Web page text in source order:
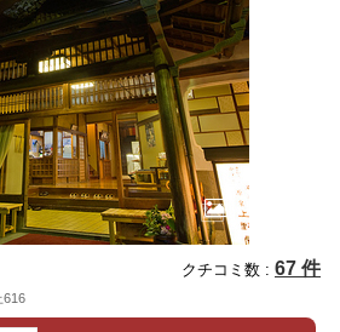
クチコミ数 : 67 件
616